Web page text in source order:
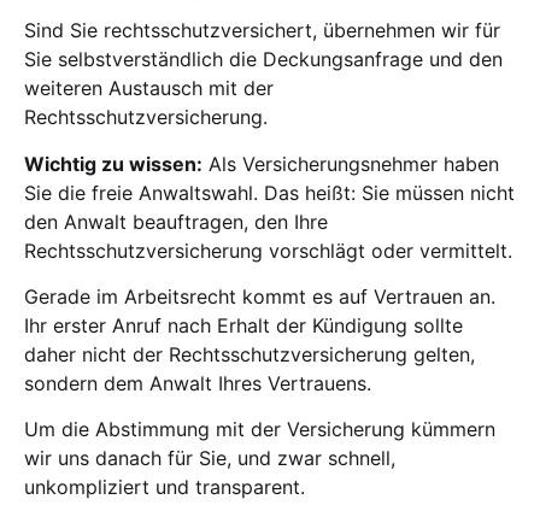
Sind Sie rechtsschutzversichert, übernehmen wir für
Sie selbstverständlich die Deckungsanfrage und den
weiteren Austausch mit der
Rechtsschutzversicherung.
Wichtig zu wissen: Als Versicherungsnehmer haben
Sie die freie Anwaltswahl. Das heißt: Sie müssen nicht
den Anwalt beauftragen, den Ihre
Rechtsschutzversicherung vorschlägt oder vermittelt.
Gerade im Arbeitsrecht kommt es auf Vertrauen an.
Ihr erster Anruf nach Erhalt der Kündigung sollte
daher nicht der Rechtsschutzversicherung gelten,
sondern dem Anwalt Ihres Vertrauens.
Um die Abstimmung mit der Versicherung kümmern
wir uns danach für Sie, und zwar schnell,
unkompliziert und transparent.